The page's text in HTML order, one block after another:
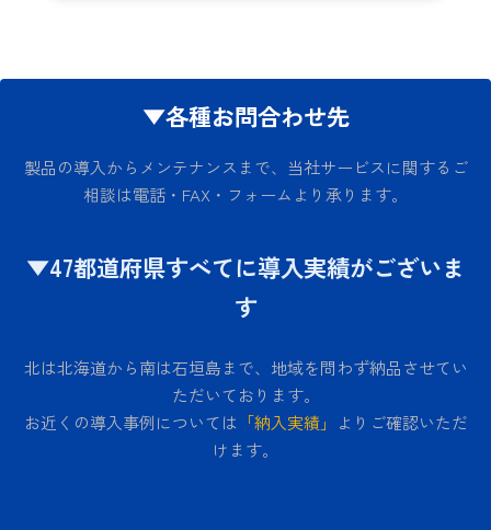
▼各種お問合わせ先
製品の導入からメンテナンスまで、当社サービスに関するご
相談は電話・FAX・フォームより承ります。
▼47都道府県すべてに導入実績がございま
す
北は北海道から南は石垣島まで、地域を問わず納品させてい
ただいております。
お近くの導入事例については 「納入実績」
よりご確認いただ
けます。